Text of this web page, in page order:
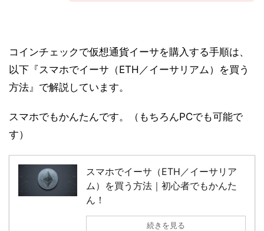
コインチェックで仮想通貨イーサを購入する手順は、
以下『スマホでイーサ（ETH／イーサリアム）を買う
方法』で解説しています。
スマホでもかんたんです。（もちろんPCでも可能で
す）
スマホでイーサ（ETH／イーサリア
ム）を買う方法｜初心者でもかんた
ん！
続きを見る